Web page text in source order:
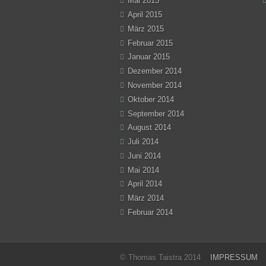
April 2015
März 2015
Februar 2015
Januar 2015
Dezember 2014
November 2014
Oktober 2014
September 2014
August 2014
Juli 2014
Juni 2014
Mai 2014
April 2014
März 2014
Februar 2014
© Thomas Taistra 2014 IMPRESSUM